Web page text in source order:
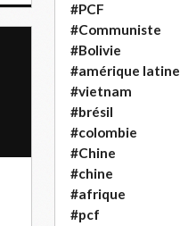
#PCF
#Communiste
#Bolivie
#amérique latine
#vietnam
#brésil
#colombie
#Chine
#chine
#afrique
#pcf